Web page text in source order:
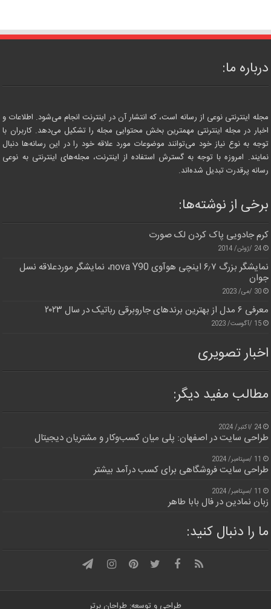
درباره ما:
مجله اینترنتی نوعی از رسانه است، که انتشار آن در اینترنت انجام می‌شود. اطلاعات و
اخبار در مجله اینترنتی مهمترین بخش محتوایی مجله را تشکیل می‌دهد. کاربران با
توجه به نوع نیاز خود می‌توانند موضوعات مورد علاقه خود را در این رسانه‌ها دنبال
نمایند. امروزه با توجه به گسترش استفاده از اینترنت، مجله‌های اینترنتی به نوعی
رسانه پرقدرت تبدیل شده‌اند.
برخی از نوشته‌ها:
کرم جادویی پاک کردن لک صورت
24 /ژوئن/ 2014
نمایشگر بزرگ ۶٫۷ اینچی هوآوی nova Y90، نمایشگر موردعلاقه نسل
جوان
30 /می/ 2023
معرفی ۶ مدل از بهترین برندهای جاروبرقی رباتیک در سال ۲۰۲۳
15 /آگوست/ 2023
اخبار تصویری
مطالب مفید دیگر:
24 /اکتبر/ 2024
طراحی سایت در اصفهان: پلی میان کسب‌وکار و مشتریان دیجیتال
11 /سپتامبر/ 2024
طراحی سایت فروشگاهی برای کسب درآمد بیشتر
11 /سپتامبر/ 2024
زبان نمادین در فال بابا طاهر
ما را دنبال کنید:
طراحی و توسعه: طراحان برتر